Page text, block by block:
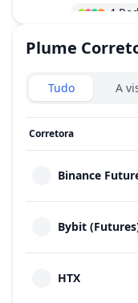
4
Nov
2026 ~ (
~$2.86 M(
4
21
~$2.86 M
Plume
Exchanges type
Tudo A
Corretora
Binance
Bybit
HTX